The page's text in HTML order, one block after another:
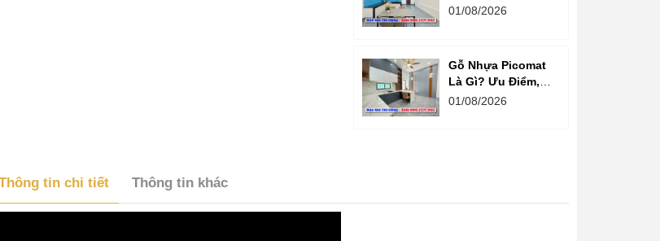
Chọn Loại Nào
01/08/2026
Gỗ Nhựa Picomat
Là Gì? Ưu Điểm,
Nhược Điểm Và
01/08/2026
tin chi tiết Thông tin khác